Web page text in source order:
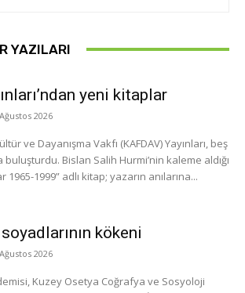
YAZILARI
yeni kitaplar
2026
ve Dayanışma Vakfı (KAFDAV) Yayınları, beş
Bislan Salih Hurmi’nin kaleme aldığı
1965-1999” adlı kitap; yazarın anılarına...
kökeni
2026
Kuzey Osetya Coğrafya ve Sosyoloji